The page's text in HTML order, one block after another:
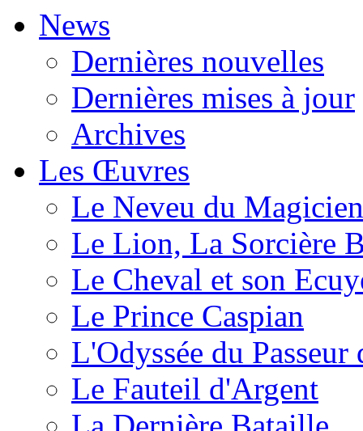
News
Dernières nouvelles
Dernières mises à jour
Archives
Les Œuvres
Le Neveu du Magicien
Le Lion, La Sorcière
Le Cheval et son
Le Prince Caspian
L'Odyssée du
Le Fauteil d'Argent